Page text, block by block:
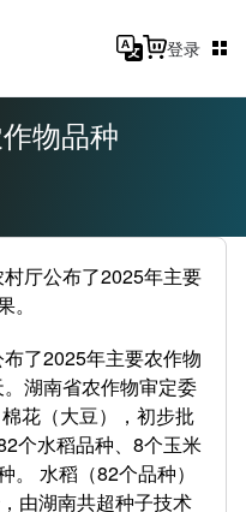
登录
物品种
厅公布了2025年主要
了2025年主要农作物
湖南省农作物审定委
花（大豆），初步批
个水稻品种、8个玉米
水稻（82个品种）
由湖南共超种子技术